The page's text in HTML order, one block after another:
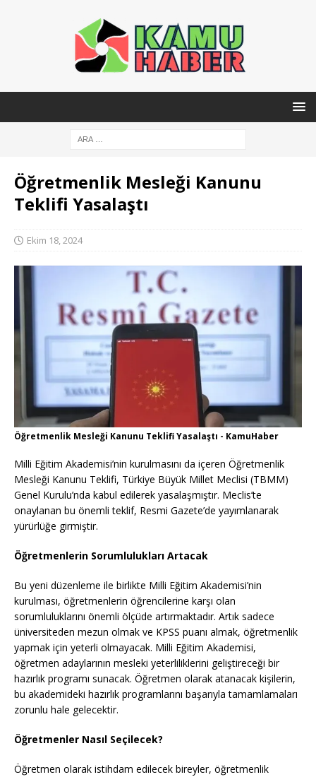
Öğretmenlik Mesleği Kanunu
Teklifi Yasalaştı
Ekim 18, 2024
Öğretmenlik Mesleği Kanunu Teklifi Yasalaştı - KamuHaber
Milli Eğitim Akademisi’nin kurulmasını da içeren Öğretmenlik
Mesleği Kanunu Teklifi, Türkiye Büyük Millet Meclisi (TBMM)
Genel Kurulu’nda kabul edilerek yasalaşmıştır. Meclis’te
onaylanan bu önemli teklif, Resmi Gazete’de yayımlanarak
yürürlüğe girmiştir.
Öğretmenlerin Sorumlulukları Artacak
Bu yeni düzenleme ile birlikte Milli Eğitim Akademisi’nin
kurulması, öğretmenlerin öğrencilerine karşı olan
sorumluluklarını önemli ölçüde artırmaktadır. Artık sadece
üniversiteden mezun olmak ve KPSS puanı almak, öğretmenlik
yapmak için yeterli olmayacak. Milli Eğitim Akademisi,
öğretmen adaylarının mesleki yeterliliklerini geliştireceği bir
hazırlık programı sunacak. Öğretmen olarak atanacak kişilerin,
bu akademideki hazırlık programlarını başarıyla tamamlamaları
zorunlu hale gelecektir.
Öğretmenler Nasıl Seçilecek?
Öğretmen olarak istihdam edilecek bireyler, öğretmenlik